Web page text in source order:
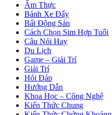
Ẩm Thực
Bánh Xe Đẩy
Bất Động Sản
Cách Chọn Sim Hợp Tuổi
Câu Nói Hay
Du Lịch
Game – Giải Trí
Giải Trí
Hỏi Đáp
Hướng Dẫn
Khoa Học – Công Nghệ
Kiến Thức Chung